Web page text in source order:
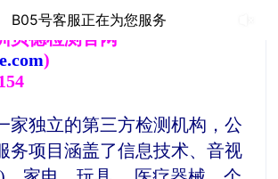
B05号客服正在为您服务
贝德检测官网
)
家独立的第三方检测机构，公
务项目涵盖了信息技术、音视